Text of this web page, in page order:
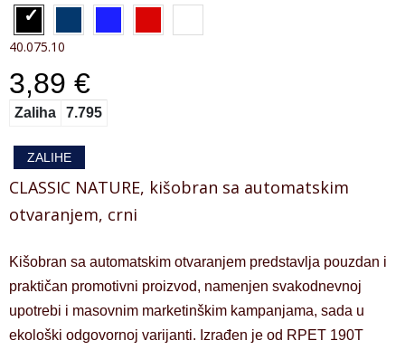
40.075.10
3,89 €
Zaliha 7.795
ZALIHE
CLASSIC NATURE, kišobran sa automatskim
otvaranjem, crni
Kišobran sa automatskim otvaranjem predstavlja pouzdan i
praktičan promotivni proizvod, namenjen svakodnevnoj
upotrebi i masovnim marketinškim kampanjama, sada u
ekološki odgovornoj varijanti. Izrađen je od RPET 190T